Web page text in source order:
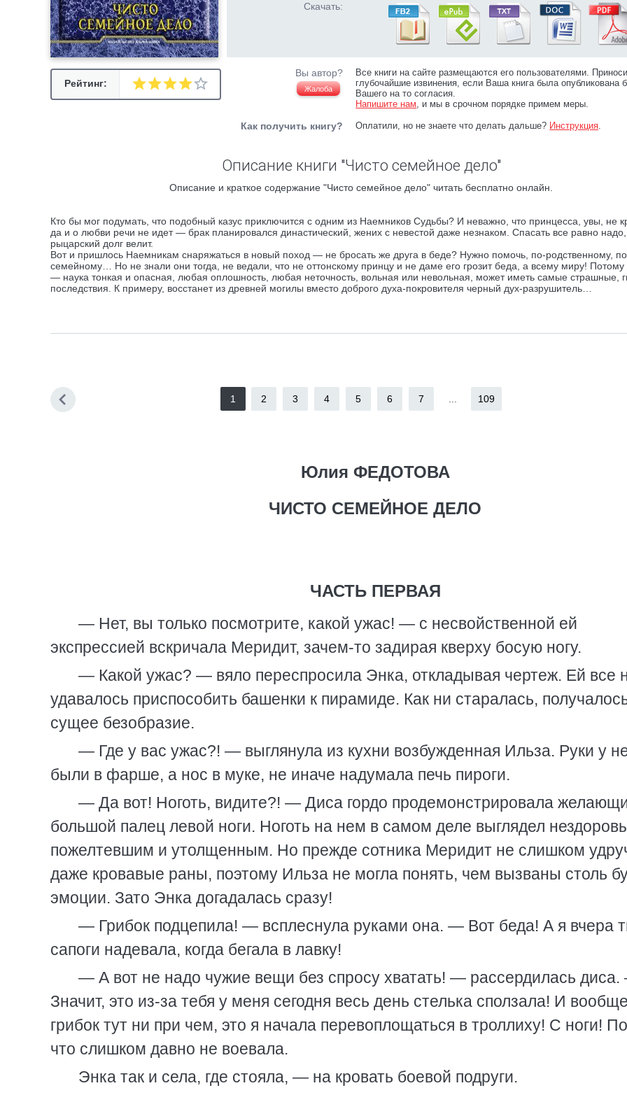
Рейтинг:
Скачать:
Вы автор?
Жалоба
Все книги на сайте размещаются его пользователями.
глубочайшие извинения, если Ваша книга была опубликована
Вашего на то согласия.
Напишите нам, и мы в срочном порядке примем меры.
Как получить книгу? Оплатили, но не знаете что делать дальше? Инструкция.
Описание книги "Чисто семейное дело"
Описание и краткое содержание "Чисто семейное дело" читать бесплатно онлайн.
Кто бы мог подумать, что подобный казус приключится с одним из Наемников Судьбы? И неважно, что принцесса, увы, не
да и о любви речи не идет — брак планировался династический, жених с невестой даже незнаком. Спасать все равно надо,
рыцарский долг велит.
Вот и пришлось Наемникам снаряжаться в новый поход — не бросать же друга в беде? Нужно помочь, по-родственному,
семейному… Но не знали они тогда, не ведали, что не оттонскому принцу и не даме его грозит беда, а всему миру! Потому
— наука тонкая и опасная, любая оплошность, любая неточность, вольная или невольная, может иметь самые страшные,
последствия. К примеру, восстанет из древней могилы вместо доброго духа-покровителя черный дух-разрушитель…
1 2 3 4 5 6 7 109
Юлия ФЕДОТОВА
ЧИСТО СЕМЕЙНОЕ ДЕЛО
ЧАСТЬ ПЕРВАЯ
— Нет, вы только посмотрите, какой ужас! — с несвойственной ей
экспрессией вскричала Меридит, зачем-то задирая кверху босую ногу.
— Какой ужас? — вяло переспросила Энка, откладывая чертеж. Ей все
удавалось приспособить башенки к пирамиде. Как ни старалась,
сущее безобразие.
— Где у вас ужас?! — выглянула из кухни возбужденная Ильза. Руки у
были в фарше, а нос в муке, не иначе надумала печь пироги.
— Да вот! Ноготь, видите?! — Диса гордо продемонстрировала
большой палец левой ноги. Ноготь на нем в самом деле выглядел
пожелтевшим и утолщенным. Но прежде сотника Меридит не слишком
даже кровавые раны, поэтому Ильза не могла понять, чем вызваны столь
эмоции. Зато Энка догадалась сразу!
— Грибок подцепила! — всплеснула руками она. — Вот беда! А я вчера
сапоги надевала, когда бегала в лавку!
— А вот не надо чужие вещи без спросу хватать! — рассердилась
Значит, это из-за тебя у меня сегодня весь день стелька сползала! И
грибок тут ни при чем, это я начала перевоплощаться в троллиху! С ноги!
что слишком давно не воевала.
Энка так и села, где стояла, — на кровать боевой подруги.